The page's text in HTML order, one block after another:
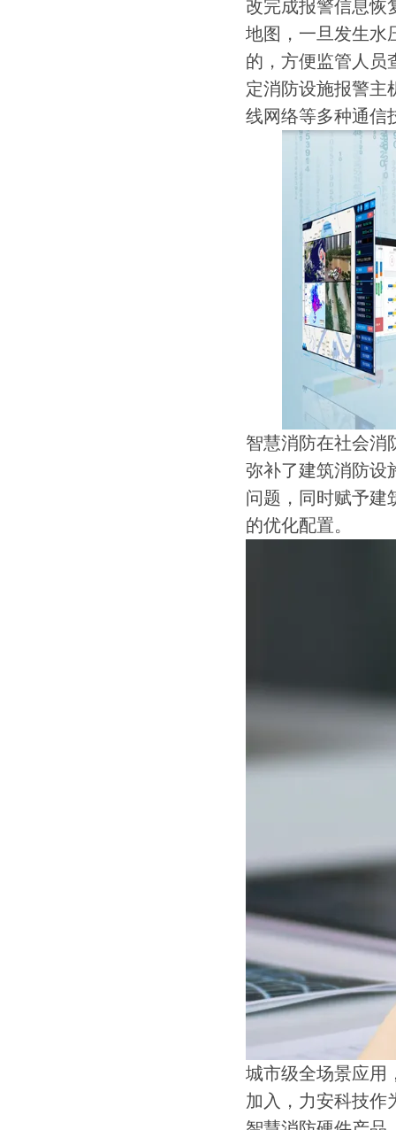
改完成报警信息恢
地图，一旦发生水
的，方便监管人员
定消防设施报警主
线网络等多种通信
智慧消防在社会消
弥补了建筑消防设
问题，同时赋予建
的优化配置。
城市级全场景应用
加入，力安科技作